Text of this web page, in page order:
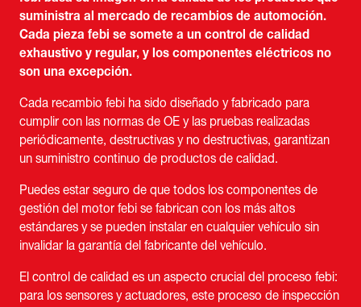
suministra al mercado de recambios de automoción.
Cada pieza febi se somete a un control de calidad
exhaustivo y regular, y los componentes eléctricos no
son una excepción.
Cada recambio febi ha sido diseñado y fabricado para
cumplir con las normas de OE y las pruebas realizadas
periódicamente, destructivas y no destructivas, garantizan
un suministro continuo de productos de calidad.
Puedes estar seguro de que todos los componentes de
gestión del motor febi se fabrican con los más altos
estándares y se pueden instalar en cualquier vehículo sin
invalidar la garantía del fabricante del vehículo.
El control de calidad es un aspecto crucial del proceso febi:
para los sensores y actuadores, este proceso de inspección